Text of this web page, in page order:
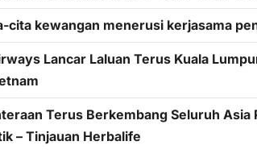
cita kewangan menerusi kerjasama
Lancar Laluan Terus Kuala
Terus Berkembang Seluruh
– Tinjauan Herbalife